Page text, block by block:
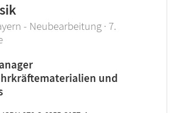
- Neubearbeitung · 7.
und